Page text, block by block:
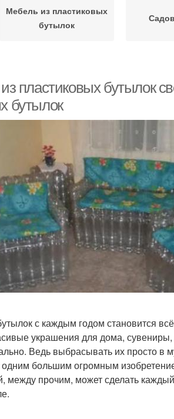
Мебель из пластиковых
бутылок
труб
пластиковых бутылок
бутылок
с каждым годом становится
украшения для дома,
Ведь выбрасывать их просто в
большим огромным
между прочим, может сделать